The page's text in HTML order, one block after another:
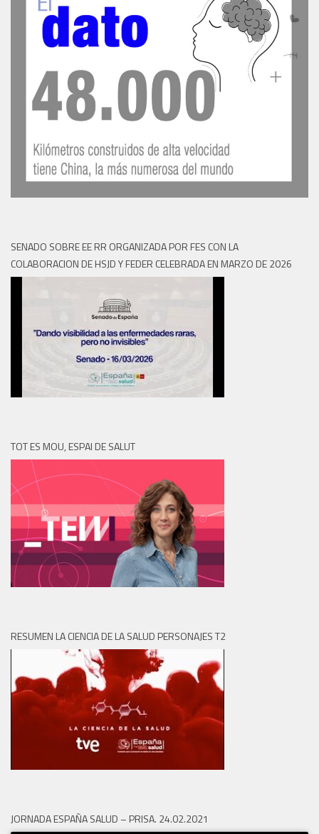
SENADO SOBRE EE RR ORGANIZADA POR FES CON LA
COLABORACION DE HSJD Y FEDER CELEBRADA EN MARZO DE 2026
TOT ES MOU, ESPAI DE SALUT
RESUMEN LA CIENCIA DE LA SALUD PERSONAJES T2
JORNADA ESPAÑA SALUD – PRISA. 24.02.2021